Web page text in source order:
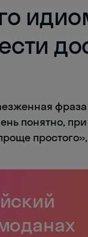
фраза
понятно,